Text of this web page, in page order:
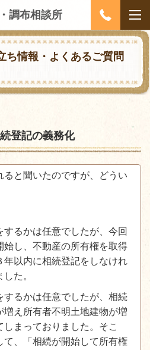
調布相談所
ち情報・よくあるご質問
登記の義務化
と聞いたのですが、どうい
るかは任意でしたが、今回
始し、不動産の所有権を取得
年以内に相続登記をしなけれ
た。
るかは任意でしたが、相続
え所有者不明土地建物が増
まっておりました。そこ
て、「相続が開始して所有権